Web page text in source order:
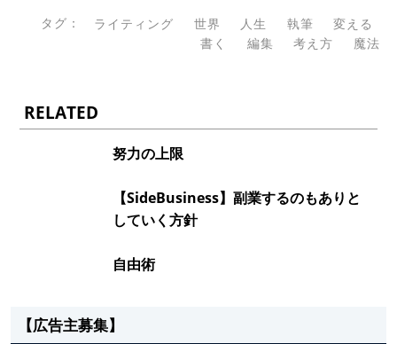
タグ： ライティング 世界 人生 執筆
変える
書く
編集 考え方 魔法
RELATED
努力の上限
【SideBusiness】副業するのもありと
していく方針
自由術
【広告主募集】